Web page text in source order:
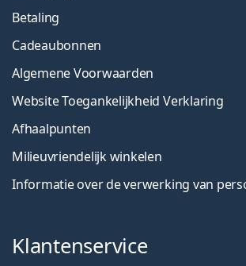
Betaling
Cadeaubonnen
Algemene Voorwaarden
Website Toegankelijkheid Verklaring
Afhaalpunten
Milieuvriendelijk winkelen
Informatie over de verwerking van
Klantenservice